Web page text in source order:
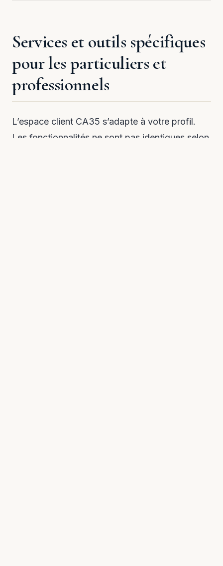
Services et outils spécifiques
pour les particuliers et
professionnels
L’espace client CA35 s’adapte à votre profil.
Les fonctionnalités ne sont pas identiques selon